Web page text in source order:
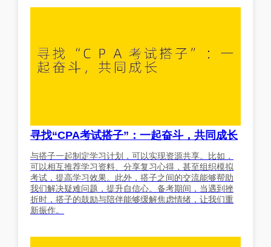
寻找“CPA考试搭子”：一起奋斗，共同成长
与搭子一起制定学习计划，可以实现资源共享。比如，
可以相互推荐学习资料、分享复习心得，甚至组织模拟
考试，提高学习效果。此外，搭子之间的交流能够帮助
我们解决疑难问题，提升自信心。备考期间，当遇到挫
折时，搭子的鼓励与陪伴能够缓解焦虑情绪，让我们重
新振作。